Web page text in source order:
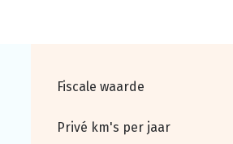
Fiscale waarde
Privé km's per jaar